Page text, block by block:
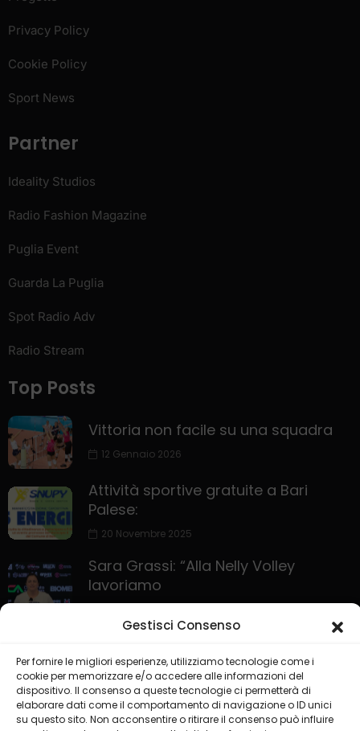
Gestisci Consenso
Per fornire le migliori esperienze, utilizziamo tecnologie come i
cookie per memorizzare e/o accedere alle informazioni del
dispositivo. Il consenso a queste tecnologie ci permetterà di
elaborare dati come il comportamento di navigazione o ID unici
su questo sito. Non acconsentire o ritirare il consenso può influire
Privacy Policy
Cookie Policy
Sport News
Partner
Ideality Studios
Radio Fashion Magazine
Puglia Event
Guarda La Puglia
Spot Radio Adv
Radio Stream
Top Posts
Vittoria non facile su una squadra
12 Gennaio 2026
Attività sportive gratuite a Bari
Palese:
20 Novembre 2025
Sara Grassi: “Alla Nelly Volley
lavoriamo